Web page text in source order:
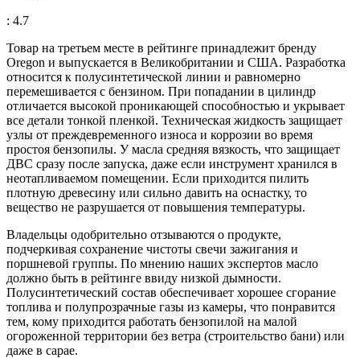
: 4.7
Товар на третьем месте в рейтинге принадлежит бренду
Oregon и выпускается в Великобритании и США. Разработка
относится к полусинтетической линии и равномерно
перемешивается с бензином. При попадании в цилиндр
отличается высокой проникающей способностью и укрывает
все детали тонкой пленкой. Техническая жидкость защищает
узлы от преждевременного износа и коррозии во время
простоя бензопилы. У масла средняя вязкость, что защищает
ДВС сразу после запуска, даже если инструмент хранился в
неотапливаемом помещении. Если приходится пилить
плотную древесину или сильно давить на оснастку, то
вещество не разрушается от повышения температуры.
Владельцы одобрительно отзываются о продукте,
подчеркивая сохранение чистоты свечи зажигания и
поршневой группы. По мнению наших экспертов масло
должно быть в рейтинге ввиду низкой дымности.
Полусинтетический состав обеспечивает хорошее сгорание
топлива и полупрозрачные газы из камеры, что понравится
тем, кому приходится работать бензопилой на малой
огороженной территории без ветра (строительство бани) или
даже в сарае.